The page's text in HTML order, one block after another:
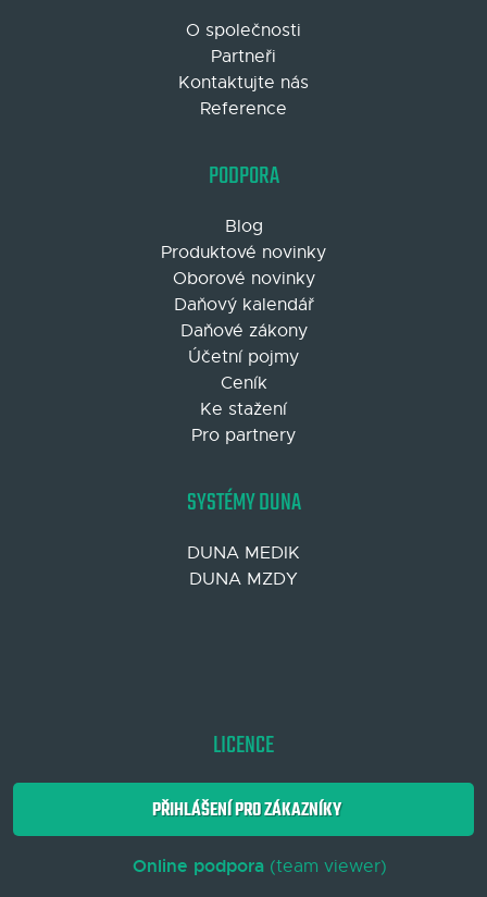
O společnosti
Partneři
Kontaktujte nás
Reference
PODPORA
Blog
Produktové novinky
Oborové novinky
Daňový kalendář
Daňové zákony
Účetní pojmy
Ceník
Ke stažení
Pro partnery
SYSTÉMY DUNA
DUNA MEDIK
DUNA MZDY
LICENCE
PŘIHLÁŠENÍ PRO ZÁKAZNÍKY
Online podpora(team viewer)